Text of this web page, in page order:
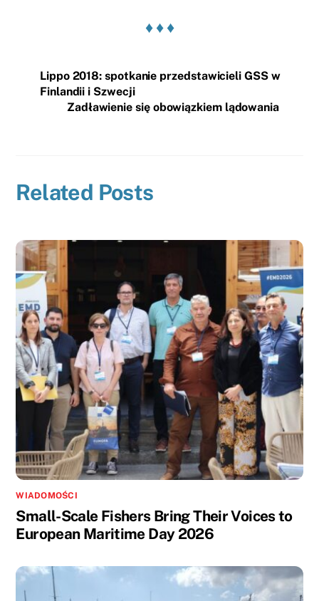
♦ ♦ ♦
Lippo 2018: spotkanie przedstawicieli GSS w
Finlandii i Szwecji
Zadławienie się obowiązkiem lądowania
Related Posts
WIADOMOŚCI
Small-Scale Fishers Bring Their Voices to
European Maritime Day 2026